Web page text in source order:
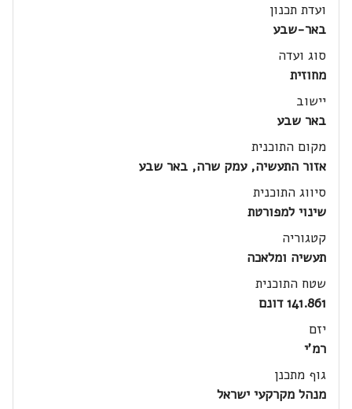
ועדת תכנון
באר-שבע
סוג ועדה
מחוזית
יישוב
באר שבע
מקום התוכנית
אזור התעשיה, עמק שרה, באר שבע
סיווג התוכנית
שינוי למפורטת
קטגוריה
תעשיה ומלאכה
שטח התוכנית
141.861 דונם
יזם
רמ'י
גוף מתכנן
מנהל מקרקעי ישראל